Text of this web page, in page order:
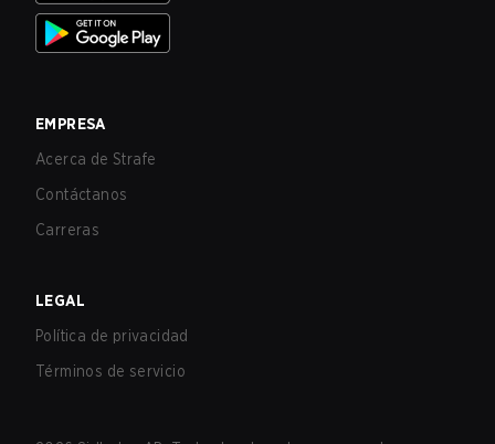
EMPRESA
Acerca de Strafe
Contáctanos
Carreras
LEGAL
Política de privacidad
Términos de servicio